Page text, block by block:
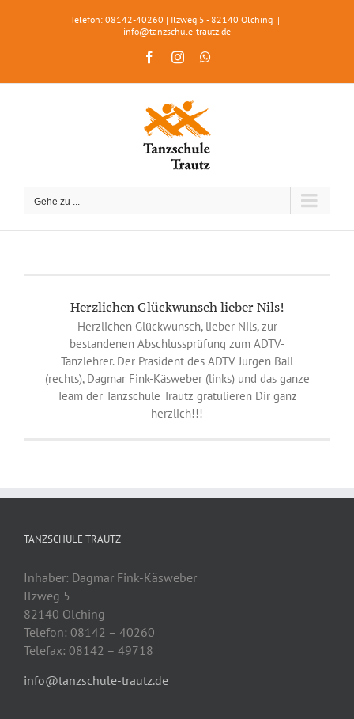
Telefon: 08142-40260 | Ilzweg 5 - 82140 Olching |
info@tanzschule-trautz.de
FacebookInstagram
Gehe zu ...
Herzlichen Glückwunsch lieber Nils!
Herzlichen Glückwunsch, lieber Nils, zur
bestandenen Abschlussprüfung zum ADTV-
Tanzlehrer. Der Präsident des ADTV Jürgen Ball
(rechts), Dagmar Fink-Käsweber (links) und das ganze
Team der Tanzschule Trautz gratulieren Dir ganz
herzlich!!!
TANZSCHULE TRAUTZ
Inhaber: Dagmar Fink-Käsweber
Ilzweg 5
82140 Olching
Telefon: 08142 – 40260
Telefax: 08142 – 49718
info@tanzschule-trautz.de